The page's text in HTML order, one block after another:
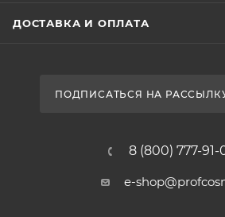
ДОСТАВКА И ОПЛАТА
ПОДПИСАТЬСЯ НА
8 (800) 777-91-
e-